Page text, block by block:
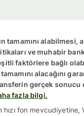
tamamını alabilmesi,
ve muhabir
faktörlere bağlı
tamamını alacağını
gerçek sonucu
fazla bilgi.
hızı fon mevcudiyetine,